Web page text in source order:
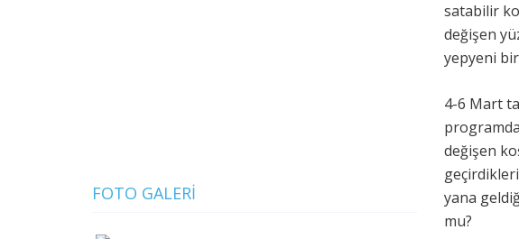
satabilir
değişen
yepyeni
4-6 Mart
değişen
yana
mu?
FOTO GALERI